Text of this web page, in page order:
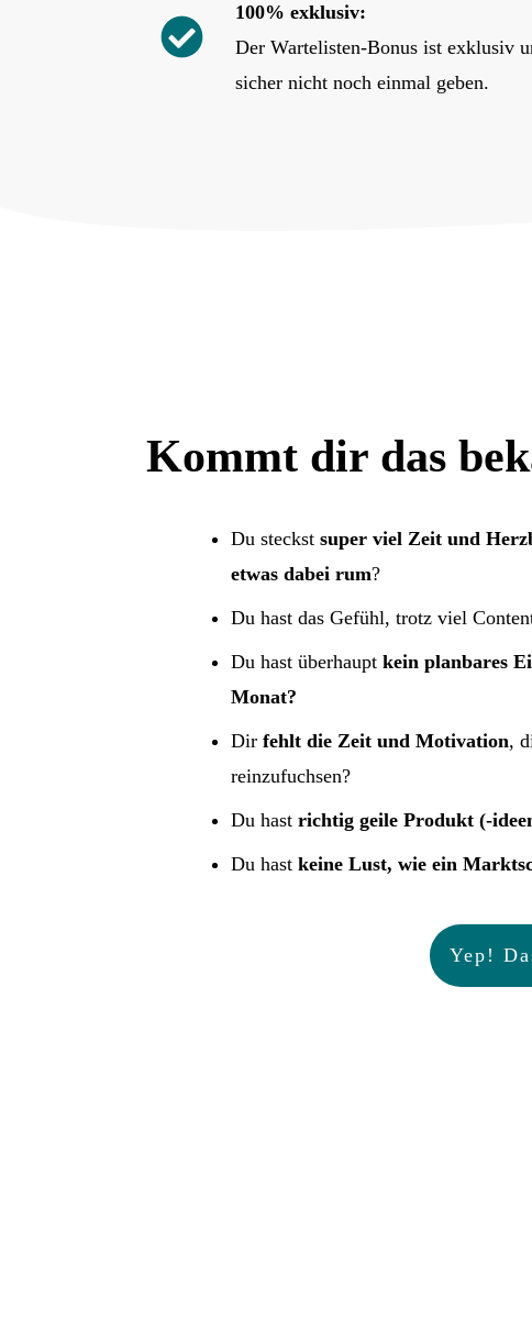
100% exklusiv:
Der Wartelisten-Bonus ist exklusiv
sicher nicht noch einmal geben.
Kommt dir das
Du steckst super viel Zeit und
etwas dabei rum?
Du hast das Gefühl, trotz viel
Du hast überhaupt kein planbares
Monat?
Dir fehlt die Zeit und Motivation,
reinzufuchsen?
Du hast richtig geile Produkt (-
Du hast keine Lust, wie ein
Yep!